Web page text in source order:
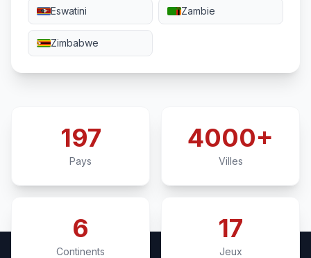
Eswatini Zambie
Zimbabwe
197
Pays
4000+
Villes
6
Continents
17
Jeux